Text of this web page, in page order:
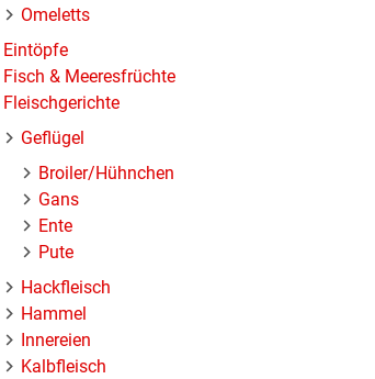
Omeletts
Eintöpfe
Fisch & Meeresfrüchte
Fleischgerichte
Geflügel
Broiler/Hühnchen
Gans
Ente
Pute
Hackfleisch
Hammel
Innereien
Kalbfleisch